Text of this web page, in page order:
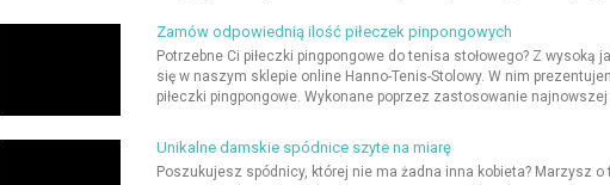
Zamów odpowiednią ilość piłeczek pinpongowych
Potrzebne Ci piłeczki pingpongowe do tenisa stołowego? Z wysoką
się w naszym sklepie online Hanno-Tenis-Stolowy. W nim
piłeczki pingpongowe. Wykonane poprzez zastosowanie
Unikalne damskie spódnice szyte na miarę
Poszukujesz spódnicy, której nie ma żadna inna kobieta? Marzysz